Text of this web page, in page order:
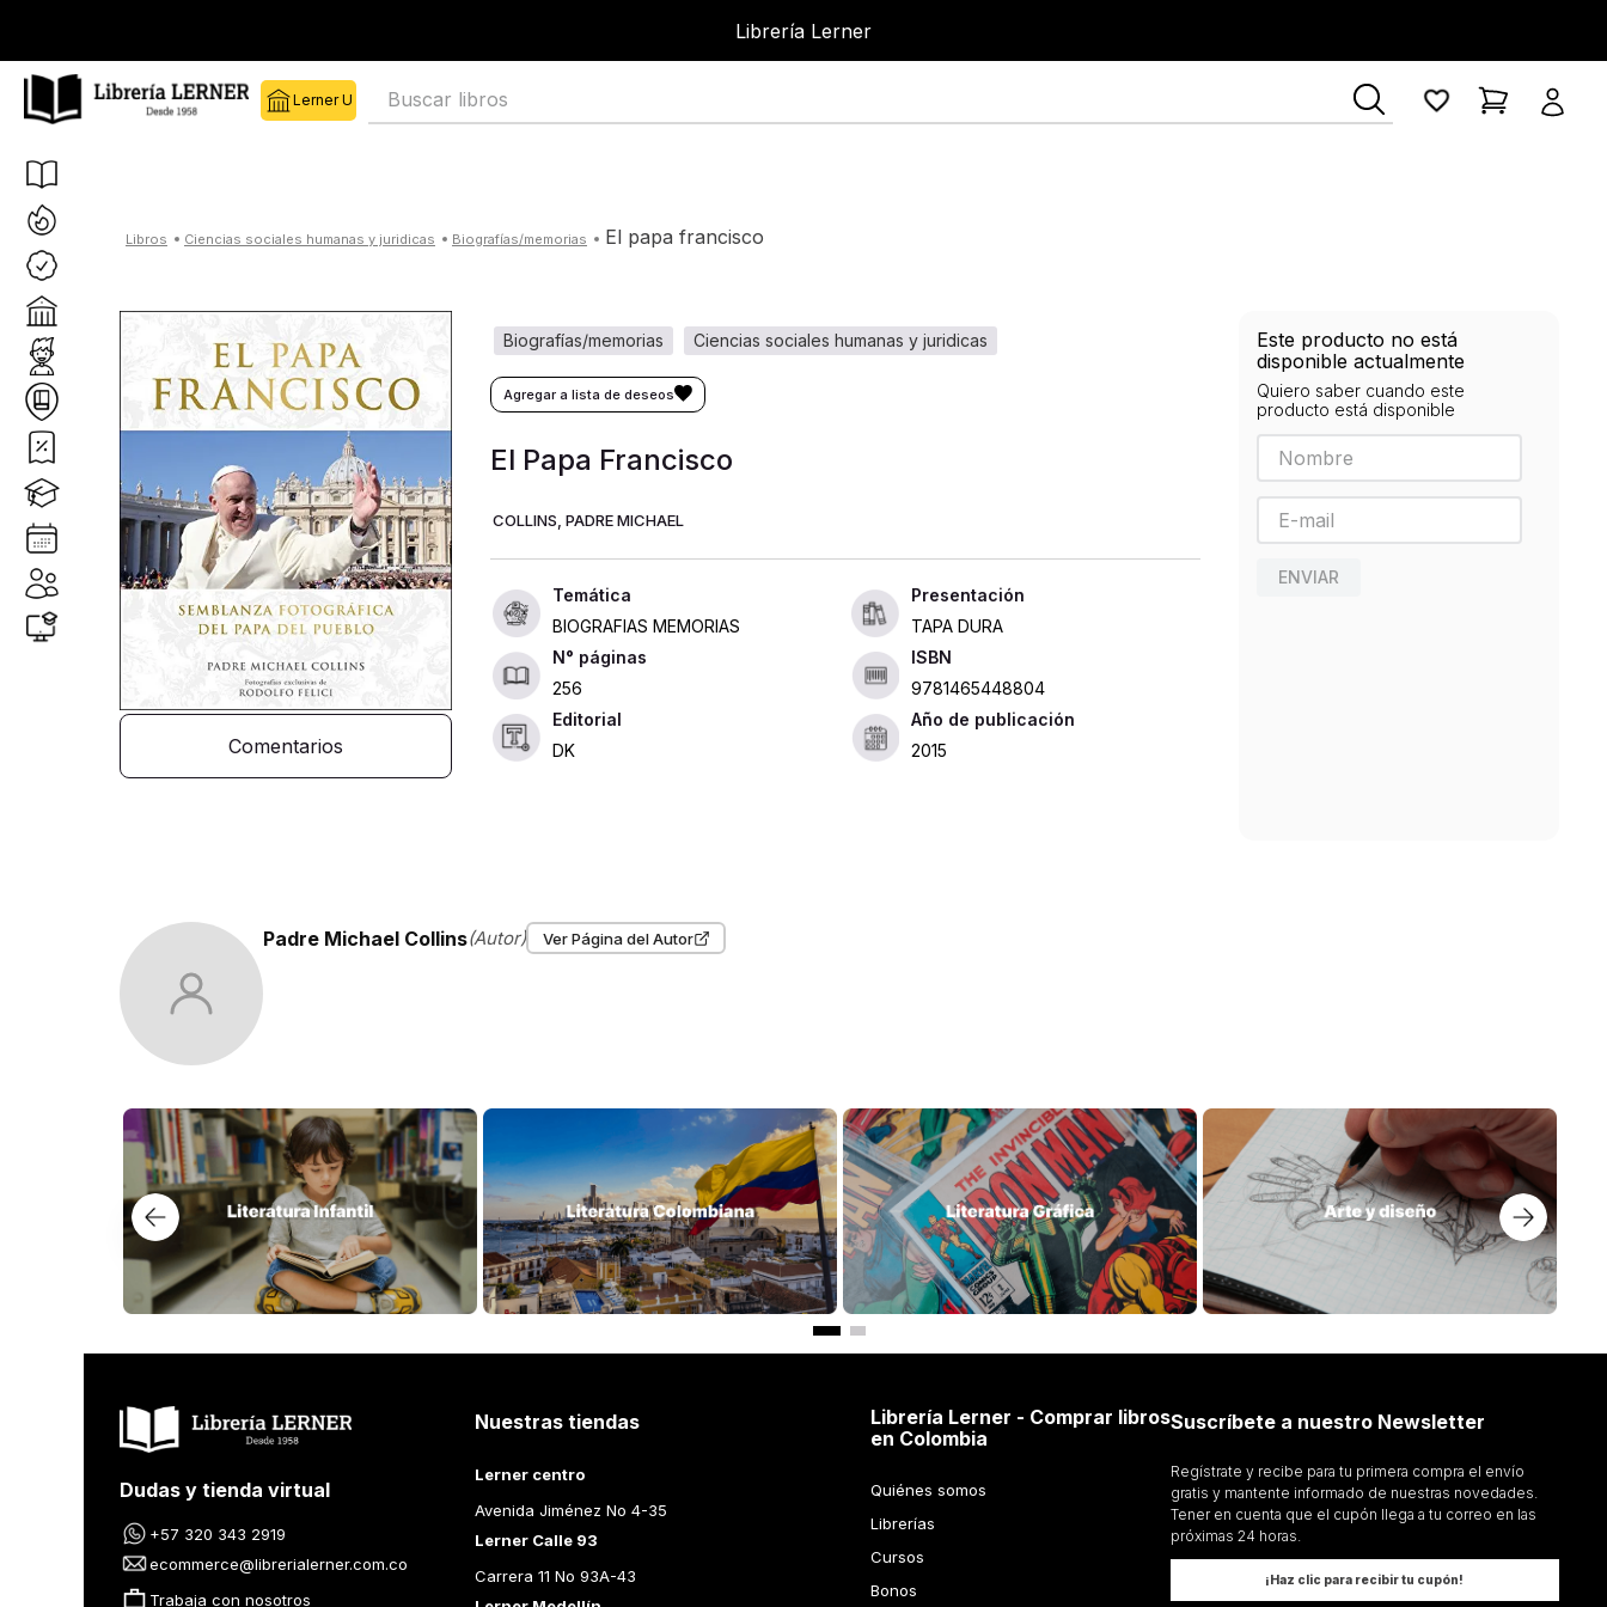
Librería Lerner
Buscar libros
ciencias sociales humanas y juridicas biografías/memorias el papa francisco
Comentarios
ciencias sociales humanas y juridicas
biografías/memorias
El Papa Francisco
COLLINS, PADRE MICHAEL
BIOGRAFIAS MEMORIAS
Presentación
TAPA DURA
256
ISBN
9781465448804
Editorial
DK
Año de publicación
2015
Este producto no está
disponible actualmente
Quiero saber cuando este
producto está disponible
ENVIAR
Padre Michael Collins(Autor) Ver Página del Autor
Los lectores también compraron
$ 89 000
EL ESPEJO DE UN HOMBRE
Añadir al Carrito
$ 55.000
MIL VIDAS EN UNA SOLA
MUJER
Añadir al Carrito
$ 79.000
RASPUTIN
Añadir al Carrito
$ 86.000
ABY
Añadir al Carrito
$
TORMENTA
Añadir al Carrito